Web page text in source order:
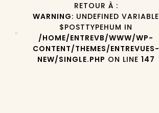
RETOUR À :
WARNING: UNDEFINED VARIABLE
$POSTTYPEHUM IN
/HOME/ENTREVB/WWW/WP-
CONTENT/THEMES/ENTREVUES-
NEW/SINGLE.PHP ON LINE 147